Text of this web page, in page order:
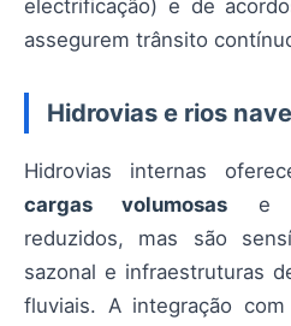
electrificação) e de
assegurem trânsito
Hidrovias e rios
Hidrovias internas
cargas volumosas e
reduzidos, mas são
sazonal e infraestruturas
fluviais. A integração